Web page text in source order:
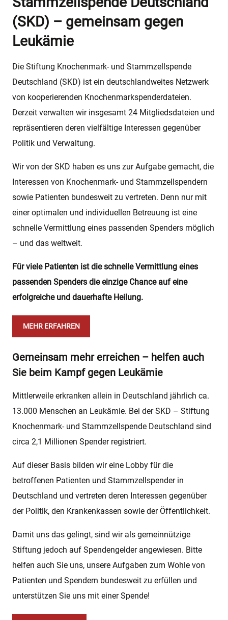
(SKD) – gemeinsam gegen
Leukämie
Die Stiftung Knochenmark- und Stammzellspende
Deutschland (SKD) ist ein deutschlandweites Netzwerk
von kooperierenden Knochenmarkspenderdateien.
Derzeit verwalten wir insgesamt 24 Mitgliedsdateien und
repräsentieren deren vielfältige Interessen gegenüber
Politik und Verwaltung.
Wir von der SKD haben es uns zur Aufgabe gemacht, die
Interessen von Knochenmark- und Stammzellspendern
sowie Patienten bundesweit zu vertreten. Denn nur mit
einer optimalen und individuellen Betreuung ist eine
schnelle Vermittlung eines passenden Spenders möglich
– und das weltweit.
Für viele Patienten ist die schnelle Vermittlung eines
passenden Spenders die einzige Chance auf eine
erfolgreiche und dauerhafte Heilung.
MEHR ERFAHREN
Gemeinsam mehr erreichen – helfen auch
Sie beim Kampf gegen Leukämie
Mittlerweile erkranken allein in Deutschland jährlich ca.
13.000 Menschen an Leukämie. Bei der SKD – Stiftung
Knochenmark- und Stammzellspende Deutschland sind
circa 2,1 Millionen Spender registriert.
Auf dieser Basis bilden wir eine Lobby für die
betroffenen Patienten und Stammzellspender in
Deutschland und vertreten deren Interessen gegenüber
der Politik, den Krankenkassen sowie der Öffentlichkeit.
Damit uns das gelingt, sind wir als gemeinnützige
Stiftung jedoch auf Spendengelder angewiesen. Bitte
helfen auch Sie uns, unsere Aufgaben zum Wohle von
Patienten und Spendern bundesweit zu erfüllen und
unterstützen Sie uns mit einer Spende!